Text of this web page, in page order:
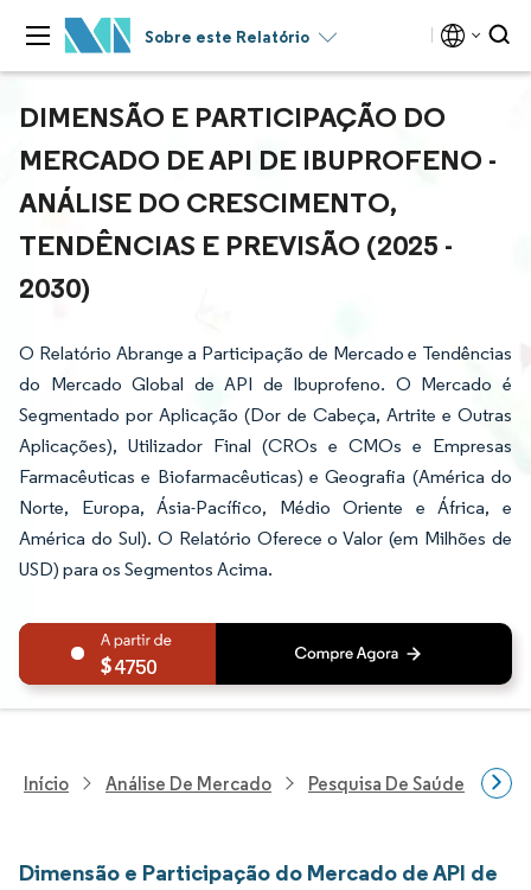
Sobre este Relatório
DIMENSÃO E PARTICIPAÇÃO DO
MERCADO DE API DE IBUPROFENO -
ANÁLISE DO CRESCIMENTO,
TENDÊNCIAS E PREVISÃO (2025 -
2030)
O Relatório Abrange a Participação de Mercado e Tendências
do Mercado Global de API de Ibuprofeno. O Mercado é
Segmentado por Aplicação (Dor de Cabeça, Artrite e Outras
Aplicações), Utilizador Final (CROs e CMOs e Empresas
Farmacêuticas e Biofarmacêuticas) e Geografia (América do
Norte, Europa, Ásia-Pacífico, Médio Oriente e África, e
América do Sul). O Relatório Oferece o Valor (em Milhões de
USD) para os Segmentos Acima.
4750
Início Análise De Mercado Pesquisa De Saúde
Dimensão e Participação do Mercado de API de